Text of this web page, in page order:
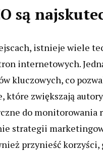
są
istnieje wiele
internetowych.
kluczowych, co
które zwiększają
do monitorowania
strategii
przynieść